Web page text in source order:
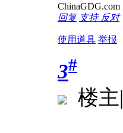
ChinaGDG.com
回复 支持 反对
使用道具 举报
3#
楼主|